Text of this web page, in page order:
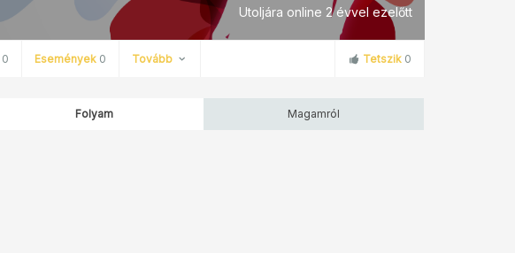
Utoljára online 2 évvel ezelőtt
0 Események 0 Tovább Tetszik 0
Folyam Magamról